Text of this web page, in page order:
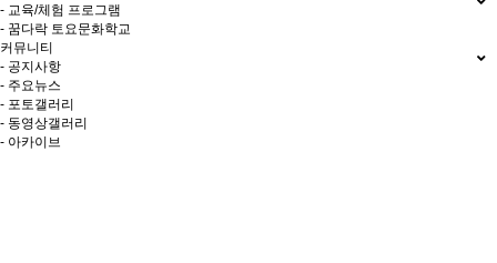
- 교육/체험 프로그램
- 꿈다락 토요문화학교
커뮤니티
- 공지사항
- 주요뉴스
- 포토갤러리
- 동영상갤러리
- 아카이브